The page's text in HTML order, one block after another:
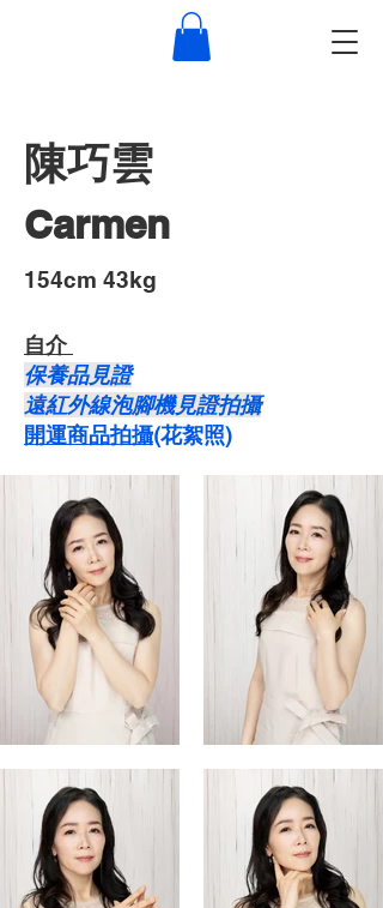
陳巧雲
Carmen
​154cm 43kg
自介 ​
保養品見證
遠紅外線泡腳機見證拍攝
開運商品拍攝​(花絮照)